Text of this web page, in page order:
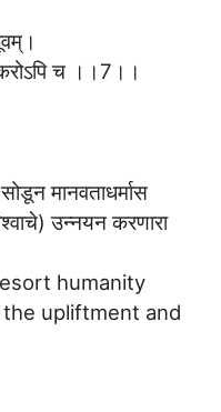
च ।।7।।
मानवताधर्मास
उन्नयन करणारा
humanity
upliftment and